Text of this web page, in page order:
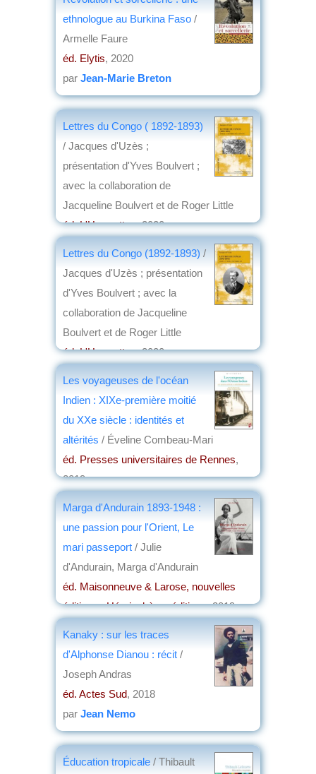
ethnologue au Burkina Faso /
Armelle Faure
éd. Elytis, 2020
par Jean-Marie Breton
Lettres du Congo ( 1892-1893)
/ Jacques d'Uzès ;
présentation d'Yves Boulvert ;
avec la collaboration de
Jacqueline Boulvert et de Roger Little
éd. L'Harmattan, 2020
Lettres du Congo (1892-1893) /
Jacques d'Uzès ; présentation
d'Yves Boulvert ; avec la
collaboration de Jacqueline
Boulvert et de Roger Little
éd. L'Harmattan, 2020
Les voyageuses de l'océan
Indien : XIXe-première moitié
du XXe siècle : identités et
altérités / Éveline Combeau-Mari
éd. Presses universitaires de Rennes,
2019
Marga d'Andurain 1893-1948 :
une passion pour l'Orient, Le
mari passeport / Julie
d'Andurain, Marga d'Andurain
éd. Maisonneuve & Larose, nouvelles
éditions , Hémisphères éditions, 2019
Kanaky : sur les traces
d'Alphonse Dianou : récit /
Joseph Andras
éd. Actes Sud, 2018
par Jean Nemo
Éducation tropicale / Thibault